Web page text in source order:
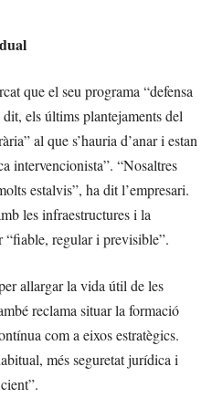
que el seu programa “defensa
els últims plantejaments del
al que s’hauria d’anar i estan
intervencionista”. “Nosaltres
estalvis”, ha dit l’empresari.
les infraestructures i la
“fiable, regular i previsible”.
allargar la vida útil de les
reclama situar la formació
com a eixos estratègics.
més seguretat jurídica i